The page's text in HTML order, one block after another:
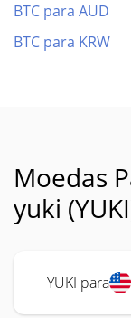
BTC para AUD
BTC para KRW
Moedas
yuki
YUKI para